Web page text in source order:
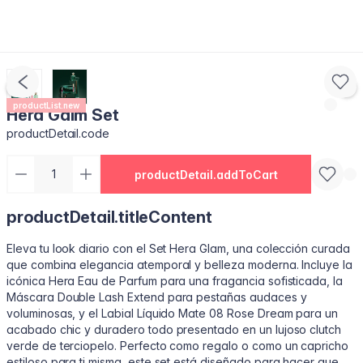
productList.new
Hera Galm Set
productDetail.code
productDetail.addToCart
productDetail.titleContent
Eleva tu look diario con el Set Hera Glam, una colección curada
que combina elegancia atemporal y belleza moderna. Incluye la
icónica Hera Eau de Parfum para una fragancia sofisticada, la
Máscara Double Lash Extend para pestañas audaces y
voluminosas, y el Labial Líquido Mate 08 Rose Dream para un
acabado chic y duradero todo presentado en un lujoso clutch
verde de terciopelo. Perfecto como regalo o como un capricho